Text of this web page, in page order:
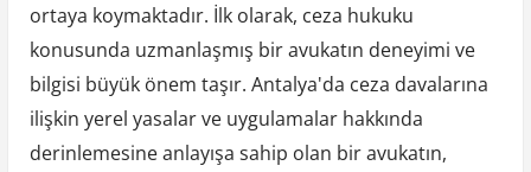
ortaya koymaktadır. İlk olarak, ceza hukuku
konusunda uzmanlaşmış bir avukatın deneyimi ve
bilgisi büyük önem taşır. Antalya'da ceza davalarına
ilişkin yerel yasalar ve uygulamalar hakkında
derinlemesine anlayışa sahip olan bir avukatın,